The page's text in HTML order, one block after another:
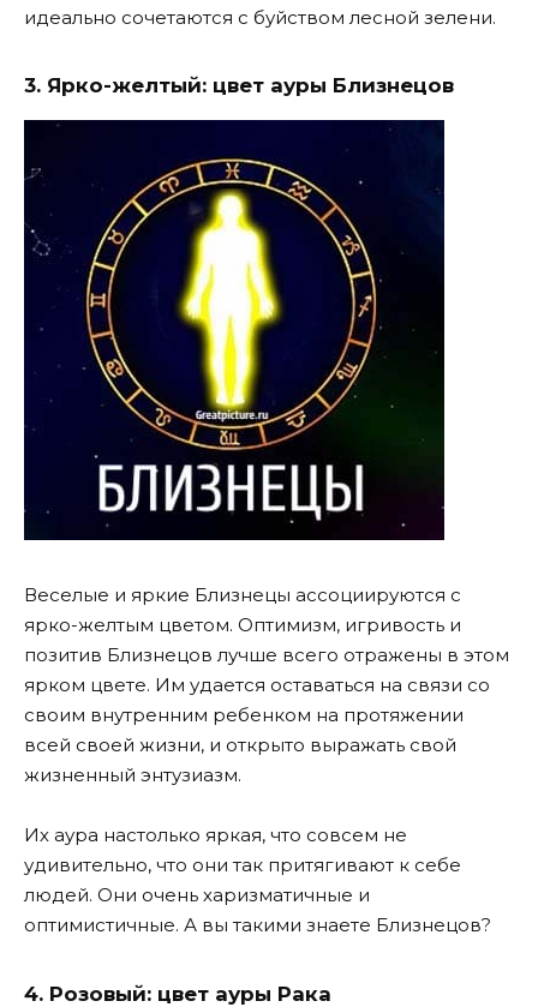
идеально сочетаются с буйством лесной зелени.
3. Ярко-желтый: цвет ауры Близнецов
Веселые и яркие Близнецы ассоциируются с
ярко-желтым цветом. Оптимизм, игривость и
позитив Близнецов лучше всего отражены в этом
ярком цвете. Им удается оставаться на связи со
своим внутренним ребенком на протяжении
всей своей жизни, и открыто выражать свой
жизненный энтузиазм.
Их аура настолько яркая, что совсем не
удивительно, что они так притягивают к себе
людей. Они очень харизматичные и
оптимистичные. А вы такими знаете Близнецов?
4. Розовый: цвет ауры Рака